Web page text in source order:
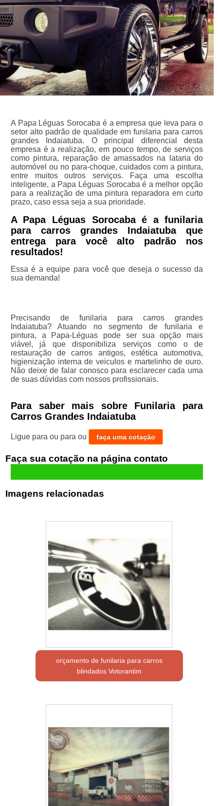
A Papa Léguas Sorocaba é a empresa que leva para o
setor alto padrão de qualidade em funilaria para carros
grandes Indaiatuba. O principal diferencial desta
empresa é a realização, em pouco tempo, de serviços
como pintura, reparação de amassados na lataria do
automóvel ou no para-choque, cuidados com a pintura,
entre muitos outros serviços. Faça uma escolha
inteligente, a Papa Léguas Sorocaba é a melhor opção
para a realização de uma pintura reparadora em curto
prazo, caso essa seja a sua prioridade.
A Papa Léguas Sorocaba é a funilaria
para carros grandes Indaiatuba que
entrega para você alto padrão nos
resultados!
Essa é a equipe para você que deseja o sucesso da
sua demanda!
Precisando de funilaria para carros grandes
Indaiatuba? Atuando no segmento de funilaria e
pintura, a Papa-Léguas pode ser sua opção mais
viável, já que disponibiliza serviços como o de
restauração de carros antigos, estética automotiva,
higienização interna de veiculos e martelinho de ouro.
Não deixe de falar conosco para esclarecer cada uma
de suas dúvidas com nossos profissionais.
Para saber mais sobre Funilaria para
Carros Grandes Indaiatuba
Ligue para ou para ou faça uma cotação
Faça sua cotação
Imagens relacionadas
orçamento de funilaria para carros
blindados Votorantim